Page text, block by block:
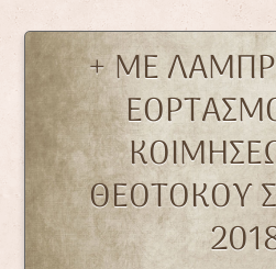
+ ΜΕ
ΘΕΟΤΟΚΟΥ